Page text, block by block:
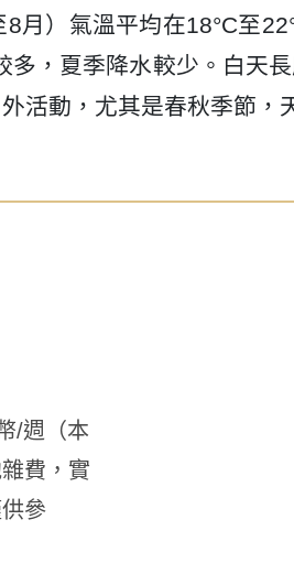
月）氣溫平均在18°C至
，夏季降水較少。白天
活動，尤其是春秋季節，
/週（本
費，實
參